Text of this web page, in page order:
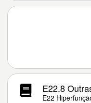
E22.8
E22